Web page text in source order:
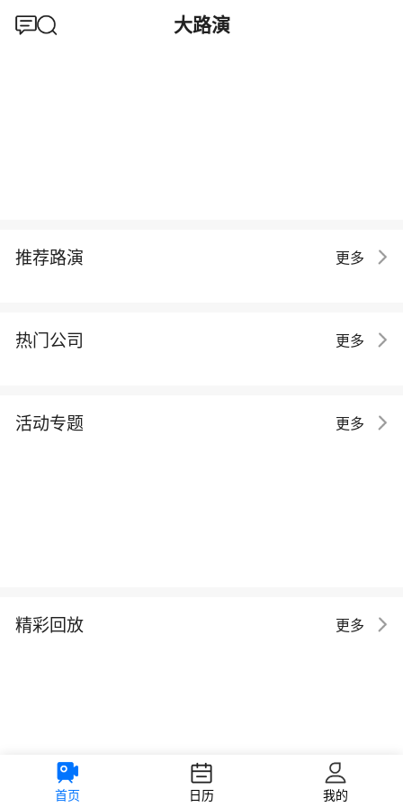
大路演
推荐路演 更多
热门公司 更多
活动专题 更多
精彩回放 更多
首页 日历 我的